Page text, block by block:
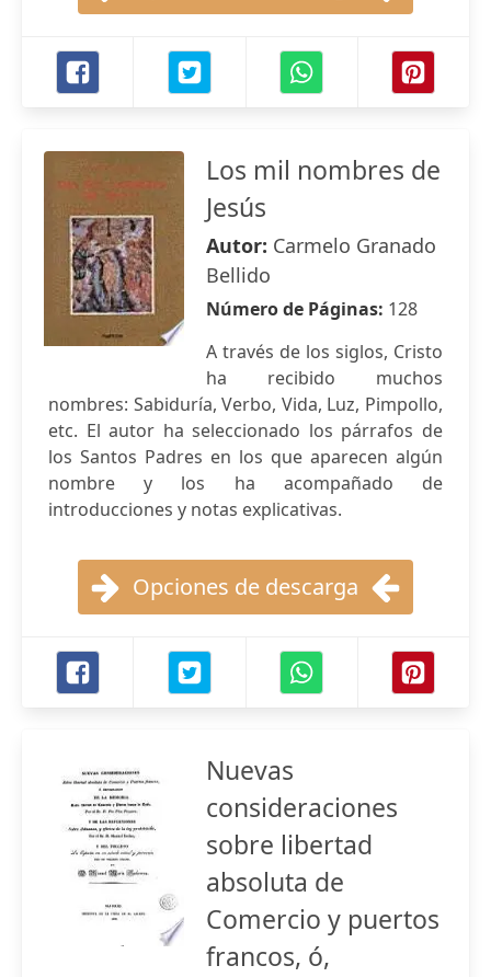
Los mil nombres de
Jesús
Autor: Carmelo Granado
Bellido
Número de Páginas: 128
A través de los siglos, Cristo
ha recibido muchos
nombres: Sabiduría, Verbo, Vida, Luz, Pimpollo,
etc. El autor ha seleccionado los párrafos de
los Santos Padres en los que aparecen algún
nombre y los ha acompañado de
introducciones y notas explicativas.
Opciones de descarga
Nuevas
consideraciones
sobre libertad
absoluta de
Comercio y puertos
francos, ó,